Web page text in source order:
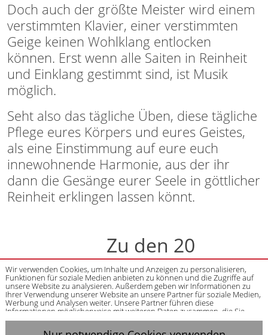
Doch auch der größte Meister wird einem
verstimmten Klavier, einer verstimmten
Geige keinen Wohlklang entlocken
können. Erst wenn alle Saiten in Reinheit
und Einklang gestimmt sind, ist Musik
möglich.
Seht also das tägliche Üben, diese tägliche
Pflege eures Körpers und eures Geistes,
als eine Einstimmung auf eure euch
innewohnende Harmonie, aus der ihr
dann die Gesänge eurer Seele in göttlicher
Reinheit erklingen lassen könnt.
Zu den 20
Lebensthemen der
Botschaften
Wir verwenden Cookies, um Inhalte und Anzeigen zu personalisieren,
Funktionen für soziale Medien anbieten zu können und die Zugriffe auf
unsere Website zu analysieren. Außerdem geben wir Informationen zu
Ihrer Verwendung unserer Website an unsere Partner für soziale Medien,
Werbung und Analysen weiter. Unsere Partner führen diese
Informationen möglicherweise mit weiteren Daten zusammen, die Sie
ihnen bereitgestellt haben oder die sie im Rahmen Ihrer Nutzung der
Dienste gesammelt haben. Sofern Sie uns Ihre Einwilligung geben, können